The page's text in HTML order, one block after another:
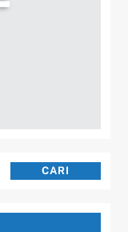
CARI